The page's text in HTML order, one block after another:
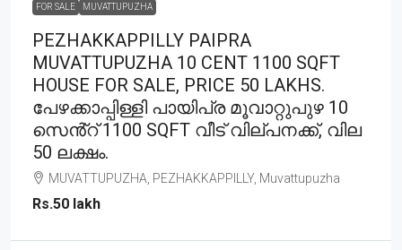
FOR SALE MUVATTUPUZHA
PEZHAKKAPPILLY PAIPRA
MUVATTUPUZHA 10 CENT 1100 SQFT
HOUSE FOR SALE, PRICE 50 LAKHS.
പേഴക്കാപ്പിള്ളി പായിപ്ര മൂവാറ്റുപുഴ 10
സെൻ്റ് 1100 SQFT വീട് വില്പനക്ക്, വില
50 ലക്ഷം.
MUVATTUPUZHA, PEZHAKKAPPILLY, Muvattupuzha
Rs.50 lakh